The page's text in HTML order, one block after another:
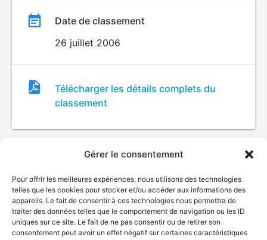
Gérer le consentement
Pour offrir les meilleures expériences, nous utilisons des technologies
telles que les cookies pour stocker et/ou accéder aux informations des
appareils. Le fait de consentir à ces technologies nous permettra de
traiter des données telles que le comportement de navigation ou les ID
uniques sur ce site. Le fait de ne pas consentir ou de retirer son
consentement peut avoir un effet négatif sur certaines caractéristiques
Date de classement
26 juillet 2006
Fichier
de
classement
Télécharger les détails complets du
classement
© Gouvernement du Québec, 2026